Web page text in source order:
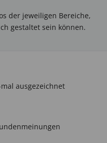
der jeweiligen Bereiche,
gestaltet sein können.
ausgezeichnet